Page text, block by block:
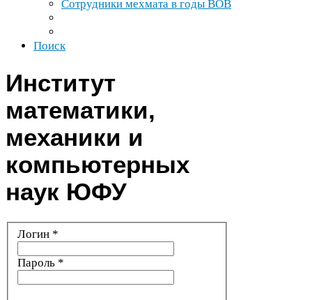
Сотрудники мехмата в годы ВОВ
Поиск
Институт
математики,
механики и
компьютерных
наук ЮФУ
Логин *
Пароль *